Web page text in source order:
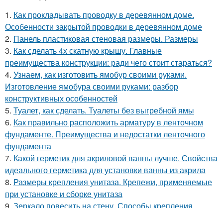
1. Как прокладывать проводку в деревянном доме.
Особенности закрытой проводки в деревянном доме
2. Панель пластиковая стеновая размеры. Размеры
3. Как сделать 4х скатную крышу. Главные
преимущества конструкции: ради чего стоит стараться?
4. Узнаем, как изготовить ямобур своими руками.
Изготовление ямобура своими руками: разбор
конструктивных особенностей
5. Туалет, как сделать. Туалеты без выгребной ямы
6. Как правильно расположить арматуру в ленточном
фундаменте. Преимущества и недостатки ленточного
фундамента
7. Какой герметик для акриловой ванны лучше. Свойства
идеального герметика для установки ванны из акрила
8. Размеры крепления унитаза. Крепежи, применяемые
при установке и сборке унитаза